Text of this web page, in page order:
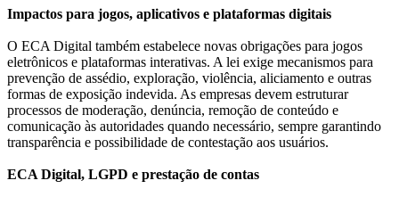
Impactos para jogos, aplicativos e plataformas digitais
O ECA Digital também estabelece novas obrigações para jogos
eletrônicos e plataformas interativas. A lei exige mecanismos para
prevenção de assédio, exploração, violência, aliciamento e outras
formas de exposição indevida. As empresas devem estruturar
processos de moderação, denúncia, remoção de conteúdo e
comunicação às autoridades quando necessário, sempre garantindo
transparência e possibilidade de contestação aos usuários.
ECA Digital, LGPD e prestação de contas